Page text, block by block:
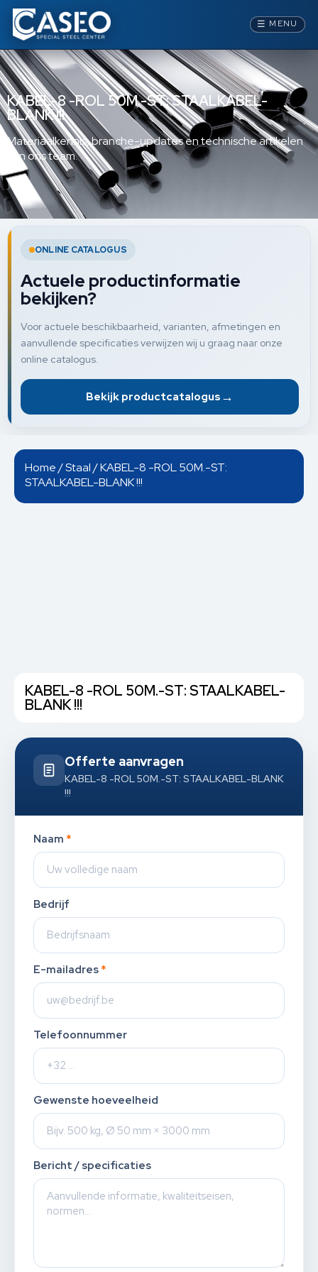
☰ MENU
KABEL-8 -ROL 50M.-ST: STAALKABEL-
BLANK !!!
Materiaalkennis, branche-updates en technische artikelen
van ons team.
ONLINE CATALOGUS
Actuele productinformatie
bekijken?
Voor actuele beschikbaarheid, varianten, afmetingen en
aanvullende specificaties verwijzen wij u graag naar onze
online catalogus.
Bekijk productcatalogus →
Home/Staal/ KABEL-8 -ROL 50M.-ST:
STAALKABEL-BLANK !!!
KABEL-8 -ROL 50M.-ST: STAALKABEL-
BLANK !!!
Offerte aanvragen
KABEL-8 -ROL 50M.-ST: STAALKABEL-BLANK
!!!
Naam *
Bedrijf
E-mailadres *
Telefoonnummer
Gewenste hoeveelheid
Bericht / specificaties